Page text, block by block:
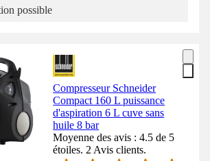
possible
Compresseur Schneider
Compact 160 L puissance
d'aspiration 6 L cuve sans
huile 8 bar
Moyenne des avis : 4.5 de 5
étoiles. 2 Avis clients.